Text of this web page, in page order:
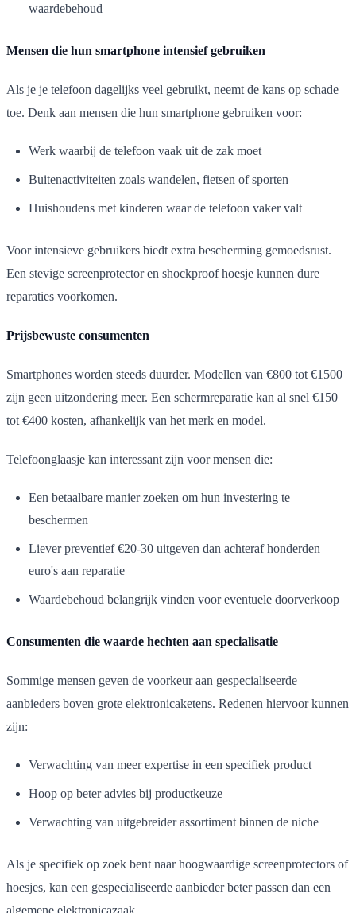
waardebehoud
Mensen die hun smartphone intensief gebruiken
Als je je telefoon dagelijks veel gebruikt, neemt de kans op schade
toe. Denk aan mensen die hun smartphone gebruiken voor:
Werk waarbij de telefoon vaak uit de zak moet
Buitenactiviteiten zoals wandelen, fietsen of sporten
Huishoudens met kinderen waar de telefoon vaker valt
Voor intensieve gebruikers biedt extra bescherming gemoedsrust.
Een stevige screenprotector en shockproof hoesje kunnen dure
reparaties voorkomen.
Prijsbewuste consumenten
Smartphones worden steeds duurder. Modellen van €800 tot €1500
zijn geen uitzondering meer. Een schermreparatie kan al snel €150
tot €400 kosten, afhankelijk van het merk en model.
Telefoonglaasje kan interessant zijn voor mensen die:
Een betaalbare manier zoeken om hun investering te
beschermen
Liever preventief €20-30 uitgeven dan achteraf honderden
euro's aan reparatie
Waardebehoud belangrijk vinden voor eventuele doorverkoop
Consumenten die waarde hechten aan specialisatie
Sommige mensen geven de voorkeur aan gespecialiseerde
aanbieders boven grote elektronicaketens. Redenen hiervoor kunnen
zijn:
Verwachting van meer expertise in een specifiek product
Hoop op beter advies bij productkeuze
Verwachting van uitgebreider assortiment binnen de niche
Als je specifiek op zoek bent naar hoogwaardige screenprotectors of
hoesjes, kan een gespecialiseerde aanbieder beter passen dan een
algemene elektronicazaak.